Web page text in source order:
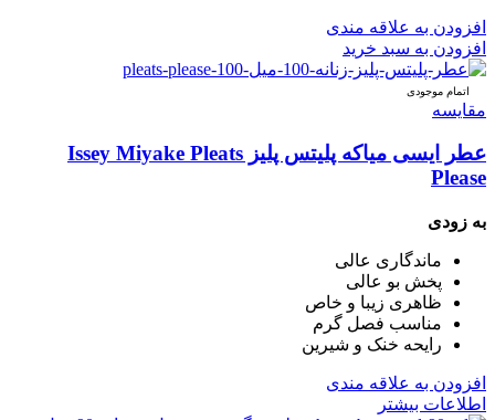
افزودن به علاقه مندی
افزودن به سبد خرید
اتمام موجودی
مقایسه
عطر ایسی میاکه پلیتس پلیز Issey Miyake Pleats
Please
به زودی
ماندگاری عالی
پخش بو عالی
ظاهری زیبا و خاص
مناسب فصل گرم
رایحه خنک و شیرین
افزودن به علاقه مندی
اطلاعات بیشتر